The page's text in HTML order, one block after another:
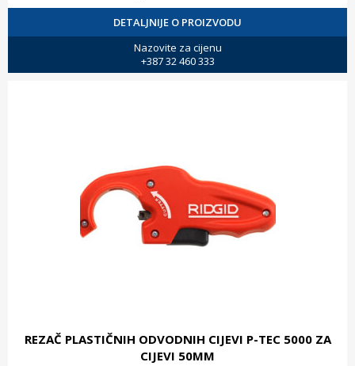
DETALJNIJE O PROIZVODU
Nazovite za cijenu
+387 32 460 333
REZAČ PLASTIČNIH ODVODNIH CIJEVI P-TEC 5000 ZA
CIJEVI 50MM